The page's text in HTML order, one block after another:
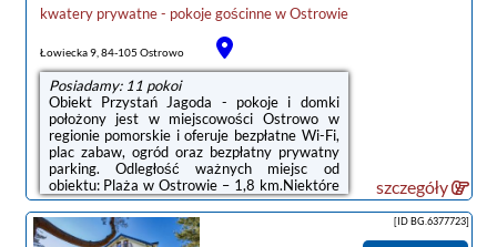
kwatery prywatne - pokoje gościnnewOstrowie
Łowiecka 9, 84-105 Ostrowo
Posiadamy: 11 pokoi
Obiekt Przystań Jagoda - pokoje i domki
położony jest w miejscowości Ostrowo w
regionie pomorskie i oferuje bezpłatne Wi-Fi,
plac zabaw, ogród oraz bezpłatny prywatny
parking. Odległość ważnych miejsc od
obiektu: Plaża w Ostrowie – 1,8 km.Niektóre
opcje zakwaterowania mają taras lub balkon z
widokiem na ogród.Odległość ważnych miejsc
od obiektu: Port Gdynia – 47 km, Dworzec
szczegóły
[ID BG.6377723]